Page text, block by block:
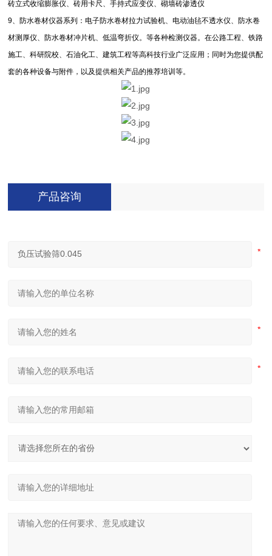
砖立式收缩膨胀仪、砖用卡尺、手持式应变仪、砌墙砖渗透仪
9、防水卷材仪器系列：电子防水卷材拉力试验机、电动油毡不透水仪、防水卷
材测厚仪、防水卷材冲片机、低温弯折仪。等各种检测仪器。在公路工程、铁路
施工、科研院校、石油化工、建筑工程等高科技行业广泛应用；同时为您提供配
套的各种设备与附件，以及提供相关产品的推荐培训等。
产品咨询